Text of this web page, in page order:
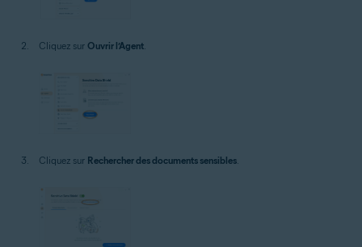
Cliquez sur Ouvrir l’Agent.
Cliquez sur Rechercher des documents sensibles.